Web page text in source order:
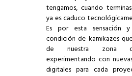
tengamos, cuando
ya es caduco
Es por esta sensación
condición de kamikazes
de nuestra zona
experimentando con
digitales para cada